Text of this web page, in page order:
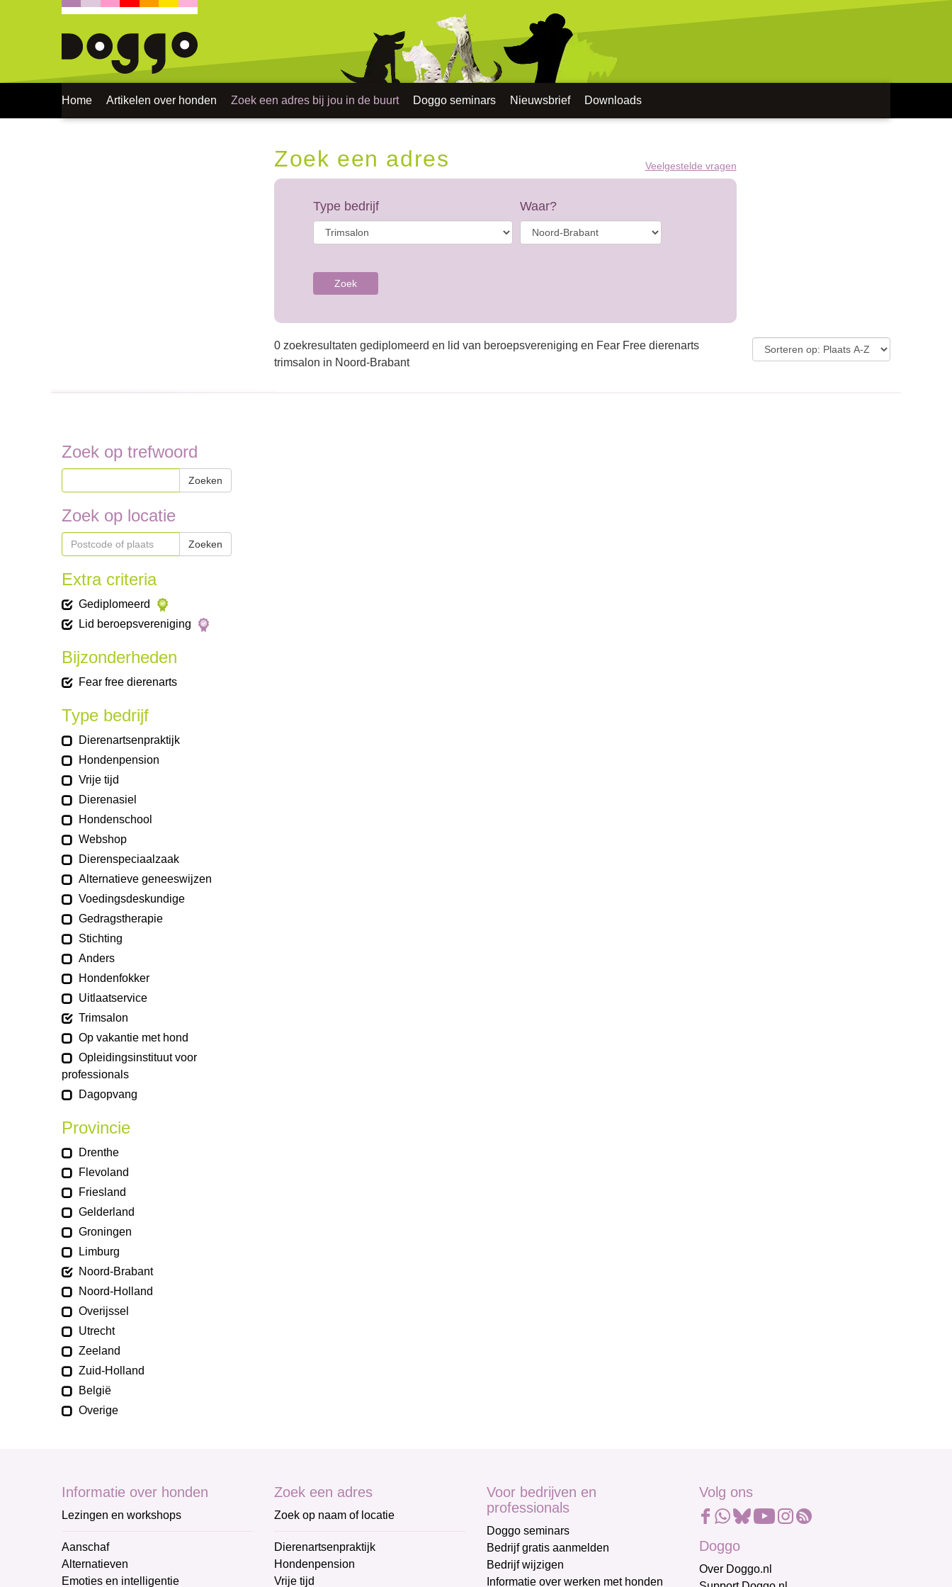
Home Artikelen over honden Zoek een adres bij jou in de buurt Doggo seminars Nieuwsbrief Downloads
Zoek een adres Veelgestelde vragen
Type bedrijf Waar?
Zoek
0 zoekresultaten gediplomeerd en lid van beroepsvereniging en Fear Free dierenarts
trimsalon in Noord-Brabant
Zoek op trefwoord
Zoeken
Zoek op locatie
Zoeken
Extra criteria
Gediplomeerd
Lid beroepsvereniging
Bijzonderheden
Fear free dierenarts
Type bedrijf
Dierenartsenpraktijk
Hondenpension
Vrije tijd
Dierenasiel
Hondenschool
Webshop
Dierenspeciaalzaak
Alternatieve geneeswijzen
Voedingsdeskundige
Gedragstherapie
Stichting
Anders
Hondenfokker
Uitlaatservice
Trimsalon
Op vakantie met hond
Opleidingsinstituut voor
professionals
Dagopvang
Provincie
Drenthe
Flevoland
Friesland
Gelderland
Groningen
Limburg
Noord-Brabant
Noord-Holland
Overijssel
Utrecht
Zeeland
Zuid-Holland
België
Overige
Informatie over honden
Lezingen en workshops
Aanschaf
Alternatieven
Emoties en intelligentie
Zoek een adres
Zoek op naam of locatie
Dierenartsenpraktijk
Hondenpension
Vrije tijd
Voor bedrijven en
professionals
Doggo seminars
Bedrijf gratis aanmelden
Bedrijf wijzigen
Informatie over werken met honden
Volg ons
Doggo
Over Doggo.nl